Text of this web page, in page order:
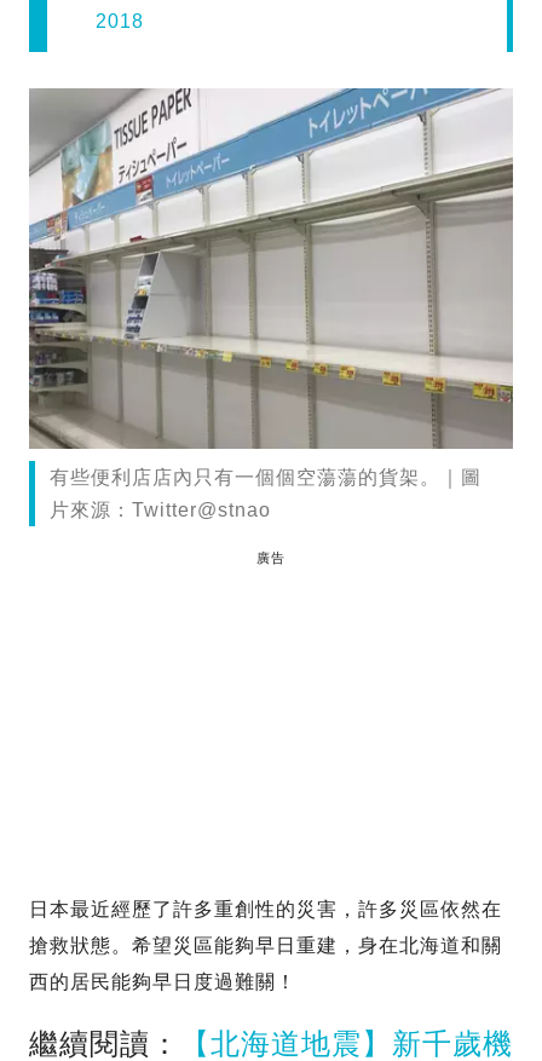
2018
有些便利店店內只有一個個空蕩蕩的貨架。｜圖
片來源：Twitter@stnao
廣告
日本最近經歷了許多重創性的災害，許多災區依然在
搶救狀態。希望災區能夠早日重建，身在北海道和關
西的居民能夠早日度過難關！
繼續閱讀：
【北海道地震】新千歲機